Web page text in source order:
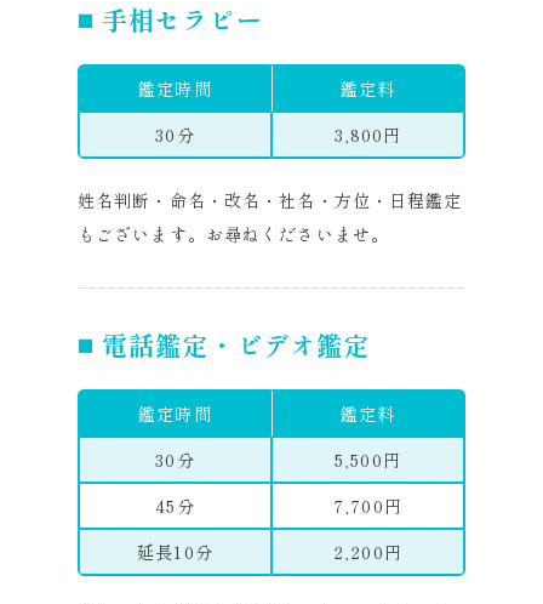
手相セラピー
鑑定時間
鑑定料
30分
3,800円
姓名判断・命名・改名・社名・方位・日程鑑定
もございます。お尋ねくださいませ。
電話鑑定・ビデオ鑑定
鑑定時間
鑑定料
30分
5,500円
45分
7,700円
延長10分
2,200円